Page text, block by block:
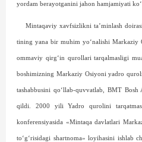
yordam berayotganini jahon hamjamiyati
Mintaqaviy xavfsizlikni ta’minlash
tining yana bir muhim yo‘nalishi Markaziy
omma­viy qirg‘in qurollari tar­qalmasligi
boshimizning Markaziy Osiyo­ni yadro
tashabbusini qo‘llab-quvvatlab, BMT Bosh
qildi. 2000 yili Yadro qurolini
konferensiyasida «Mintaqa davlatlari
to‘g‘risidagi shart­noma» loyihasini ishlab